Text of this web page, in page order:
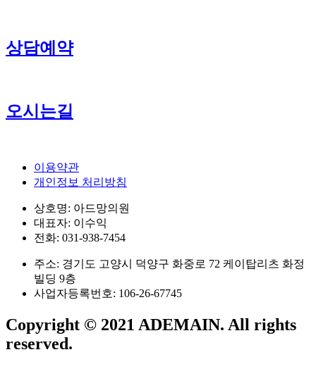
상담예약
오시는길
이용약관
개인정보 처리방침
상호명: 아드망의원
대표자: 이수익
전화: 031-938-7454
주소: 경기도 고양시 덕양구 화중로 72 케이탑리츠 화정
빌딩 9층
사업자등록번호: 106-26-67745
Copyright © 2021 ADEMAIN. All rights
reserved.